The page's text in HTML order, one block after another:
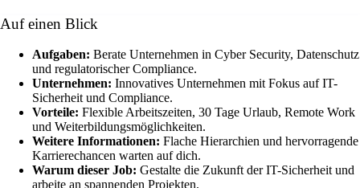
Auf einen Blick
Aufgaben: Berate Unternehmen in Cyber Security, Datenschutz
und regulatorischer Compliance.
Unternehmen: Innovatives Unternehmen mit Fokus auf IT-
Sicherheit und Compliance.
Vorteile: Flexible Arbeitszeiten, 30 Tage Urlaub, Remote Work
und Weiterbildungsmöglichkeiten.
Weitere Informationen: Flache Hierarchien und hervorragende
Karrierechancen warten auf dich.
Warum dieser Job: Gestalte die Zukunft der IT-Sicherheit und
arbeite an spannenden Projekten.